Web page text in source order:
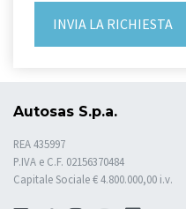
Autosas S.p.a.
REA 435997
P.IVA e C.F. 02156370484
Capitale Sociale € 4.800.000,00 i.v.